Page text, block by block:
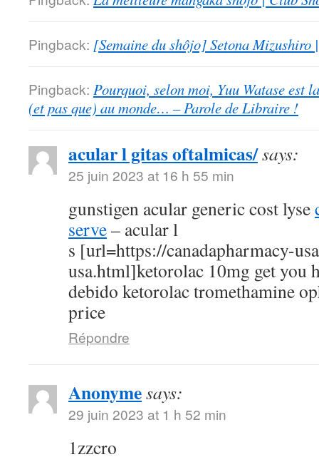
Pingback: [Semaine du shôjo] Setona Mizushiro
Pingback: Pourquoi, selon moi, Yuu Watase est
(et pas que) au monde… – Parole de Libraire !
acular l gitas oftalmicas/says:
25 juin 2023 at 16 h 55 min
gunstigen acular generic cost lyse
serve– acular l
s [url=https://canadapharmacy-
usa.html]ketorolac 10mg get you
debido ketorolac tromethamine
price
Répondre
Anonymesays:
29 juin 2023 at 1 h 52 min
1zzcro